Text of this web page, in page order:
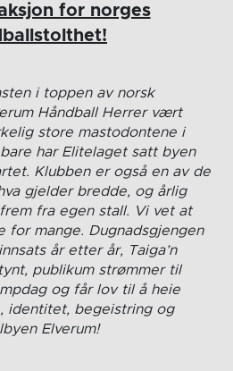
for norges
i toppen av norsk
Håndball Herrer vært
store mastodontene i
har Elitelaget satt byen
Klubben er også en av de
gjelder bredde, og årlig
fra egen stall. Vi vet at
for mange. Dugnadsgjengen
år etter år, Taiga’n
publikum strømmer til
og får lov til å heie
identitet, begeistring og
Elverum!